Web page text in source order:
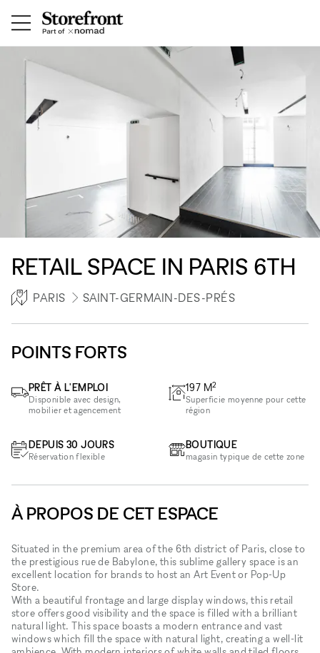
RETAIL SPACE IN PARIS 6TH
PARIS SAINT-GERMAIN-DES-PRÉS
POINTS FORTS
PRÊT À L'EMPLOI
Disponible avec design,
mobilier et agencement
DEPUIS 30 JOURS
Réservation flexible
197 M2
Superficie moyenne pour cette
région
BOUTIQUE
magasin typique de cette zone
À PROPOS DE CET ESPACE
Situated in the premium area of the 6th district of Paris, close to
the prestigious rue de Babylone, this sublime gallery space is an
excellent location for brands to host an Art Event or Pop-Up
Store.
With a beautiful frontage and large display windows, this retail
store offers good visibility and the space is filled with a brilliant
natural light. This space boasts a modern entrance and vast
windows which fill the space with natural light, creating a well-lit